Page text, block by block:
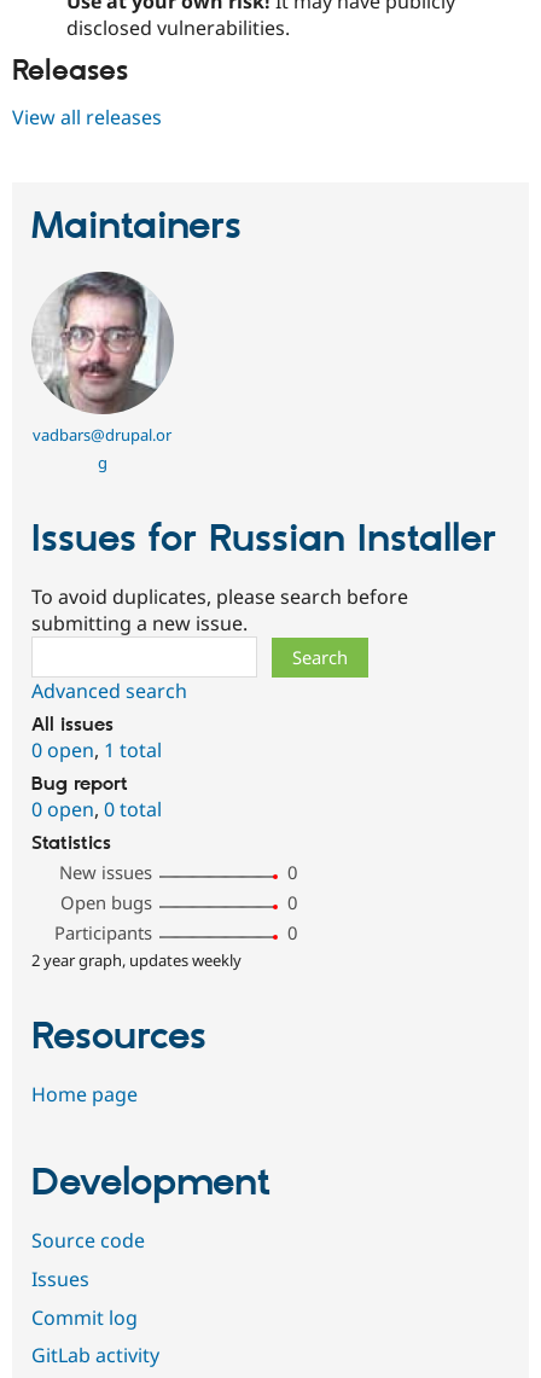
disclosed vulnerabilities.
Releases
View all releases
Maintainers
vadbars@drupal.or
g
Issues for Russian Installer
To avoid duplicates, please search before
submitting a new issue.
Advanced search
All issues
0 open, 1 total
Bug report
0 open, 0 total
Statistics
New issues
0
Open bugs
0
Participants
0
2 year graph, updates weekly
Resources
Home page
Development
Source code
Issues
Commit log
GitLab activity